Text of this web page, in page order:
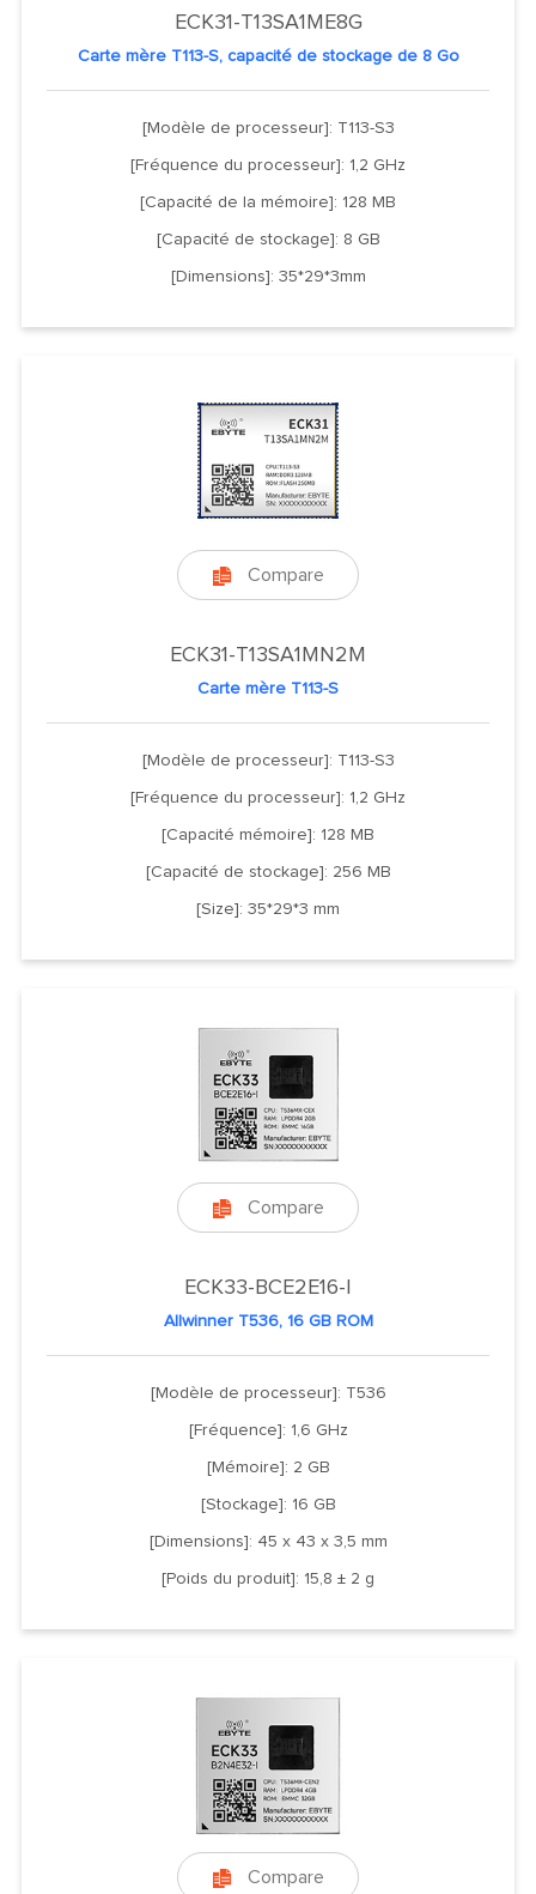
ECK31-T13SA1ME8G
Carte mère T113-S, capacité de stockage de 8 Go
[Modèle de processeur]: T113-S3
[Fréquence du processeur]: 1,2 GHz
[Capacité de la mémoire]: 128 MB
[Capacité de stockage]: 8 GB
[Dimensions]: 35*29*3mm
 Compare
ECK31-T13SA1MN2M
Carte mère T113-S
[Modèle de processeur]: T113-S3
[Fréquence du processeur]: 1,2 GHz
[Capacité mémoire]: 128 MB
[Capacité de stockage]: 256 MB
[Size]: 35*29*3 mm
 Compare
ECK33-BCE2E16-I
Allwinner T536, 16 GB ROM
[Modèle de processeur]: T536
[Fréquence]: 1,6 GHz
[Mémoire]: 2 GB
[Stockage]: 16 GB
[Dimensions]: 45 x 43 x 3,5 mm
[Poids du produit]: 15,8 ± 2 g
 Compare